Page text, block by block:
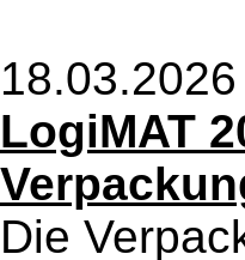
18.03.2026
LogiMAT
Die